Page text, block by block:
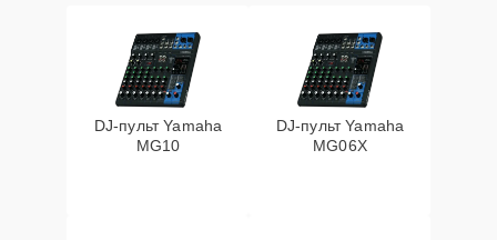
DJ-пульт Yamaha
MG10
DJ-пульт Yamaha
MG06X